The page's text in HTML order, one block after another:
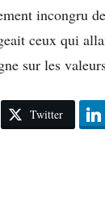
incongru
ceux qui
sur les
Twitter